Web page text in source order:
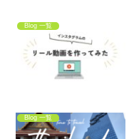
Blog 一覧
Blog 一覧